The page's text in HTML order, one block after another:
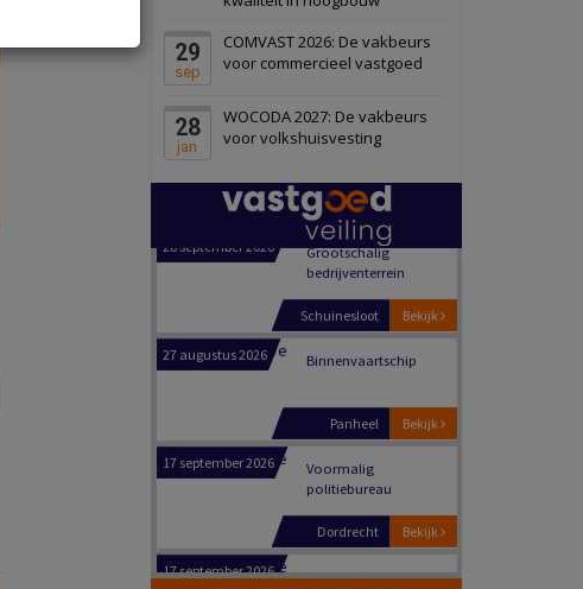
29
sep
COMVAST 2026: De vakbeurs
voor commercieel vastgoed
28
jan
WOCODA 2027: De vakbeurs
voor volkshuisvesting
Schiedam
22 september 2026 Attractiepark
Bekijk
Oranje
28 september 2026
bedrijventerrein
Schuinesloot
Binnenvaartschip
politiebureau
Voormalig
politiebureau